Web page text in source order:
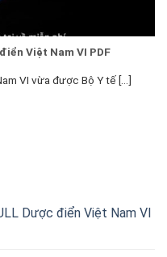
Việt Nam VI PDF
VI vừa được Bộ Y tế [...]
Dược điển Việt Nam VI